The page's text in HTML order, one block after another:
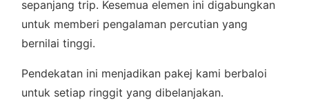
sepanjang trip. Kesemua elemen ini digabungkan
untuk memberi pengalaman percutian yang
bernilai tinggi.
Pendekatan ini menjadikan pakej kami berbaloi
untuk setiap ringgit yang dibelanjakan.